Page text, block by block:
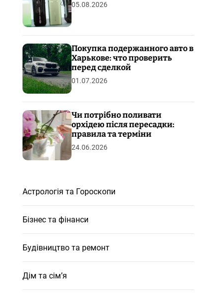
05.08.2026
Покупка подержанного авто в
Харькове: что проверить
перед сделкой
01.07.2026
Чи потрібно поливати
орхідею після пересадки:
правила та терміни
24.06.2026
Астрологія та Гороскопи
Бізнес та фінанси
Будівництво та ремонт
Дім та сім’я